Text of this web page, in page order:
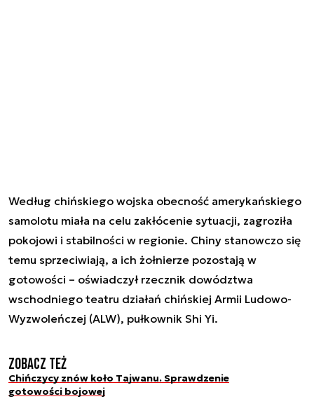
Według chińskiego wojska obecność amerykańskiego
samolotu miała na celu zakłócenie sytuacji, zagroziła
pokojowi i stabilności w regionie. Chiny stanowczo się
temu sprzeciwiają, a ich żołnierze pozostają w
gotowości – oświadczył rzecznik dowództwa
wschodniego teatru działań chińskiej Armii Ludowo-
Wyzwoleńczej (ALW), pułkownik Shi Yi.
Zobacz też
Chińczycy znów koło Tajwanu. Sprawdzenie
gotowości bojowej